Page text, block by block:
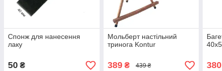
Спонж для нанесення
лаку
50 ₴
Мольберт настільний
тринога Kontur
389₴ 439 ₴ 380